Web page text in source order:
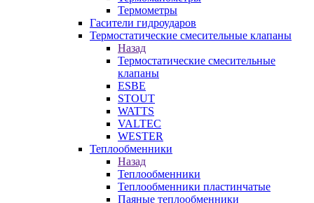
Термометры
Гасители гидроударов
Термостатические смесительные клапаны
Назад
Термостатические смесительные
клапаны
ESBE
STOUT
WATTS
VALTEC
WESTER
Теплообменники
Назад
Теплообменники
Теплообменники пластинчатые
Паяные теплообменники